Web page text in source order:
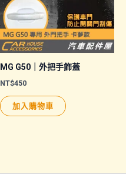
MG G50｜外把手飾蓋
NT$450
加入購物車